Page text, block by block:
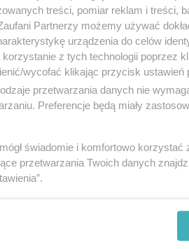
treści, pomiar reklam i treści,
Partnerzy możemy używać
urządzenia do celów
z tych technologii poprzez
wycofać klikając przycisk ustawień
przetwarzania danych nie
Preferencje będą miały
świadomie i komfortowo
przetwarzania Twoich danych